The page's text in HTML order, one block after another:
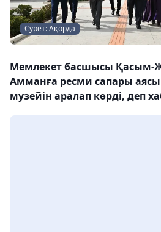
Сурет: Ақорда
Мемлекет басшысы Қасым-
Амманға ресми сапары
музейін аралап көрді, деп